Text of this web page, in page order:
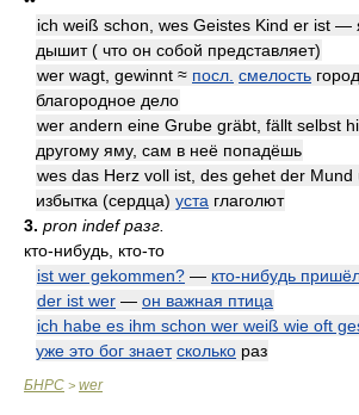
ich weiß schon, wes Geistes Kind er ist —
дышит ( что он собой представляет)
wer wagt, gewinnt ≈ посл. смелость
благородное дело
wer andern eine Grube gräbt, fällt selbst
другому яму, сам в неё попадёшь
wes das Herz voll ist, des gehet der Mund
избытка (сердца) уста глаголют
3. pron indef разг.
кто-нибудь, кто-то
ist wer gekommen? — кто-нибудь
der ist wer — он важная птица
ich habe es ihm schon wer weiß wie oft
уже это бог знает сколько раз
БНРС > wer